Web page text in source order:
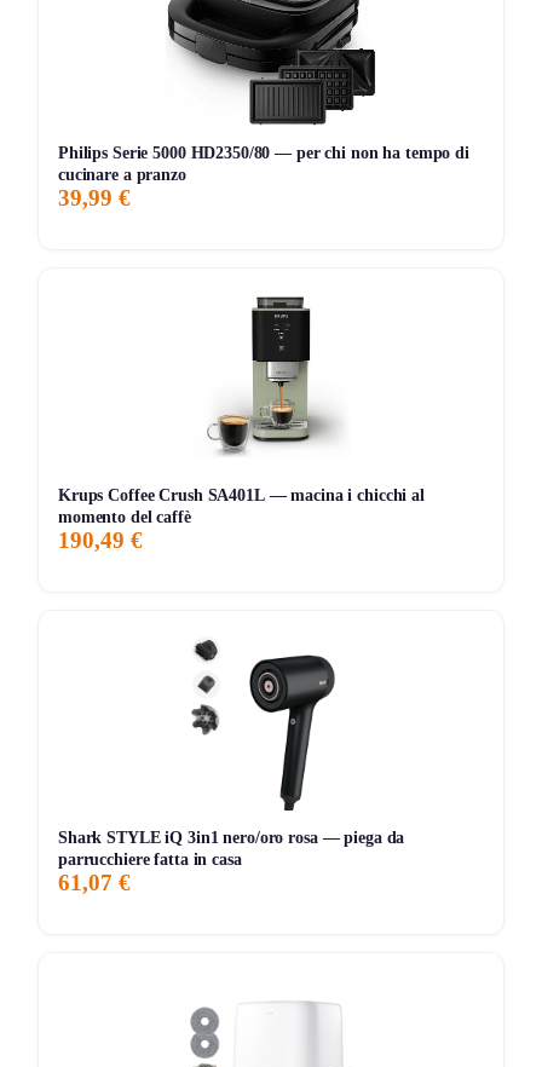
efficacia nel rimuovere sporco e polvere. La funzione
DirtSense è particolarmente apprezzata, poiché permette
al robot di riconoscere le aree più sporche e concentrarsi
su di esse. Tuttavia, alcuni utenti hanno segnalato che, in
presenza di tappeti molto spessi, il robot può avere
difficoltà. La pulizia dei bordi Smart-Swing è un’altra
caratteristica positiva, anche se potrebbe non essere
un luogo accessibile per garantire un funzionamento
ottimale. Nel complesso, il Freo ha ricevuto feedback
positivi per la sua versatilità e l’autonomia, rendendolo una
scelta valida per chi cerca un alleato per la pulizia
Storico Prezzo
194 giorni di monitoraggio
90G Tutto
Philips Serie 5000 HD2350/80 — per chi non ha tempo di
cucinare a pranzo
39,99 €
Krups Coffee Crush SA401L — macina i chicchi al
momento del caffè
190,49 €
Shark STYLE iQ 3in1 nero/oro rosa — piega da
parrucchiere fatta in casa
61,07 €